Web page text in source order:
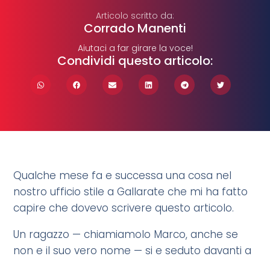
Articolo scritto da:
Corrado Manenti
Aiutaci a far girare la voce!
Condividi questo articolo:
Qualche mese fa e successa una cosa nel
nostro ufficio stile a Gallarate che mi ha fatto
capire che dovevo scrivere questo articolo.
Un ragazzo — chiamiamolo Marco, anche se
non e il suo vero nome — si e seduto davanti a